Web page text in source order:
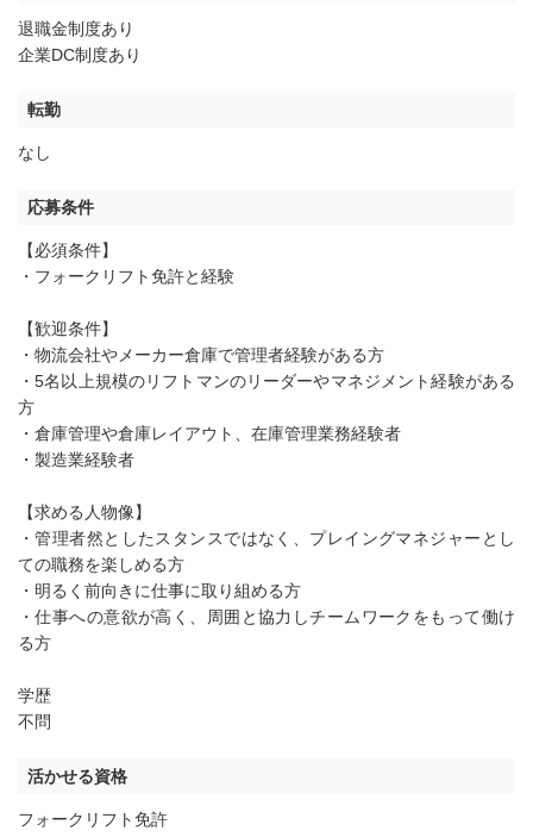
退職金制度あり
企業DC制度あり
転勤
なし
応募条件
【必須条件】
・フォークリフト免許と経験
【歓迎条件】
・物流会社やメーカー倉庫で管理者経験がある方
・5名以上規模のリフトマンのリーダーやマネジメント経験がある
方
・倉庫管理や倉庫レイアウト、在庫管理業務経験者
・製造業経験者
【求める人物像】
・管理者然としたスタンスではなく、プレイングマネジャーとし
ての職務を楽しめる方
・明るく前向きに仕事に取り組める方
・仕事への意欲が高く、周囲と協力しチームワークをもって働け
る方
学歴
不問
活かせる資格
フォークリフト免許